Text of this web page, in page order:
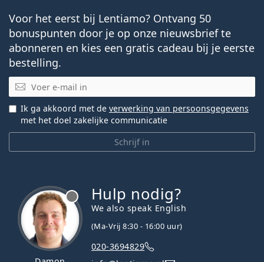
Voor het eerst bij Lentiamo? Ontvang 50
bonuspunten door je op onze nieuwsbrief te
abonneren en kies een gratis cadeau bij je eerste
bestelling.
E-mail
Schrijf in
Ik ga akkoord met de verwerking van persoonsgegevens
met het doel zakelijke communicatie
Hulp nodig?
We also speak English
(Ma-Vrij 8:30 - 16:00 uur)
020-3694829